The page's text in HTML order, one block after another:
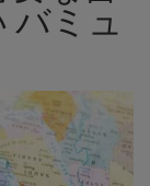
バミュ